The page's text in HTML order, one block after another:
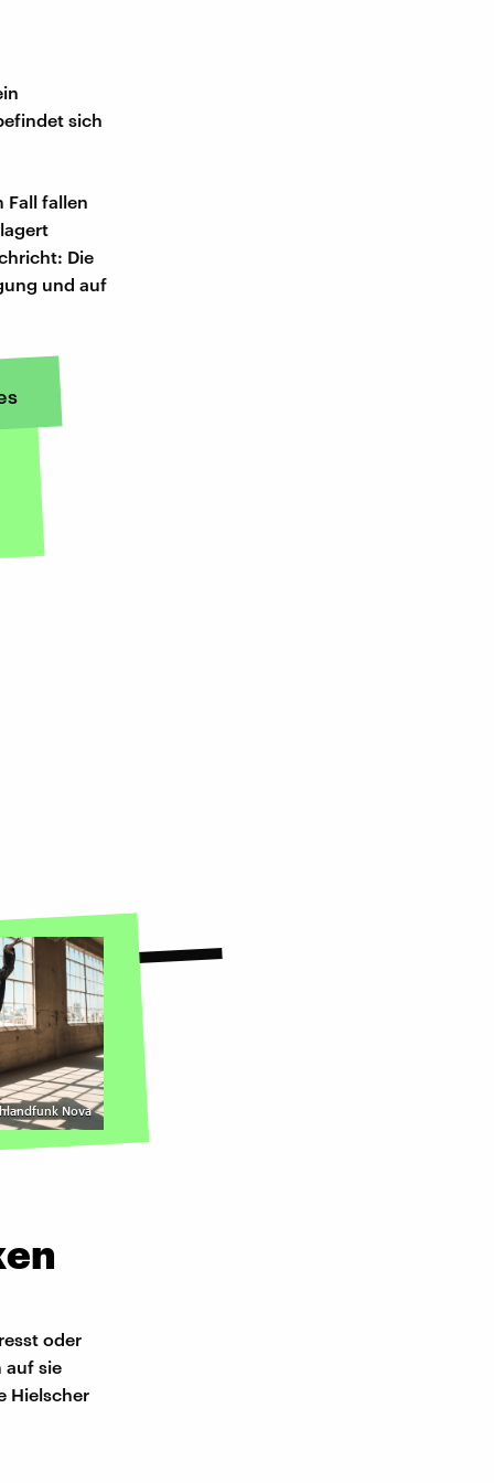
sich
Fall fallen
Die
und auf
Nova
oder
auf sie
Hielscher